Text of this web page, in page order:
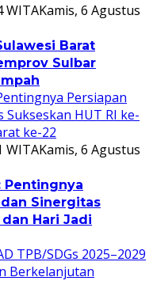
WITAKamis, 6 Agustus
Barat
Sulbar
WITAKamis, 6 Agustus
Pentingnya
Sinergitas
dan Hari Jadi